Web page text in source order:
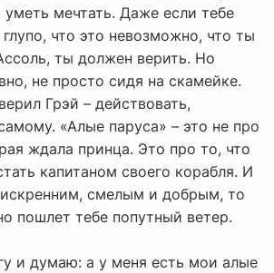
уметь мечтать. Даже если тебе
глупо, что это невозможно, что ты
ты должен верить. Но
не просто сидя на скамейке.
Грэй – действовать,
«Алые паруса» – это не про
ждала принца. Это про то, что
капитаном своего корабля. И
смелым и добрым, то
пошлет тебе попутный ветер.
и думаю: а у меня есть мои алые